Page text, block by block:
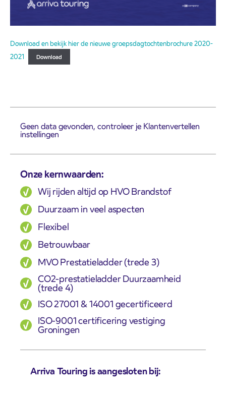
Download en bekijk hier de nieuwe groepsdagtochtenbrochure 2020-
2021
Download
Geen data gevonden, controleer je Klantenvertellen
instellingen
Onze kernwaarden:
Wij rijden altijd op HVO Brandstof
Duurzaam in veel aspecten
Flexibel
Betrouwbaar
MVO Prestatieladder (trede 3)
CO2-prestatieladder Duurzaamheid
(trede 4)
ISO 27001 & 14001 gecertificeerd
ISO-9001 certificering vestiging
Groningen
Arriva Touring is aangesloten bij: